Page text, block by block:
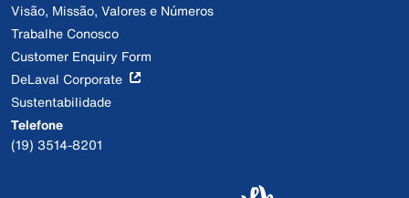
Visão, Missão, Valores e Números
Trabalhe Conosco
Customer Enquiry Form
DeLaval Corporate
Sustentabilidade
Telefone
(19) 3514-8201